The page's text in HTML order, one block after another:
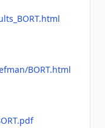
BORT.html